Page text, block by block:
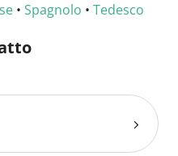
• Spagnolo • Tedesco